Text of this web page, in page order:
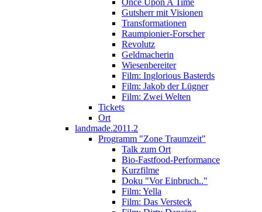
Once Upon A Time
Gutsherr mit Visionen
Transformationen
Raumpionier-Forscher
Revolutz
Geldmacherin
Wiesenbereiter
Film: Inglorious Basterds
Film: Jakob der Lügner
Film: Zwei Welten
Tickets
Ort
landmade.2011.2
Programm "Zone Traumzeit"
Talk zum Ort
Bio-Fastfood-Performance
Kurzfilme
Doku "Vor Einbruch.."
Film: Yella
Film: Das Versteck